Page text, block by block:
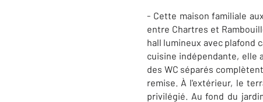
- Cette maison familiale
entre Chartres et
hall lumineux avec plafond
cuisine indépendante, elle
des WC séparés
remise. À l'extérieur, le
privilégié. Au fond du